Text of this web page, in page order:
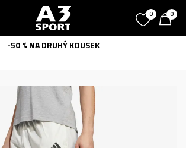
0 0
-50 % NA DRUHÝ KOUSEK